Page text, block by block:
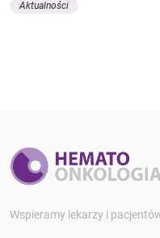
Aktualności
Wspieramy lekarzy i